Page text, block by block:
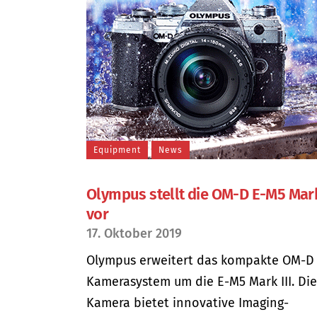
Equipment News
Olympus stellt die OM-D E-M5
vor
17. Oktober 2019
Olympus erweitert das kompakte OM-D
Kamerasystem um die E-M5 Mark III. Die
Kamera bietet innovative Imaging-